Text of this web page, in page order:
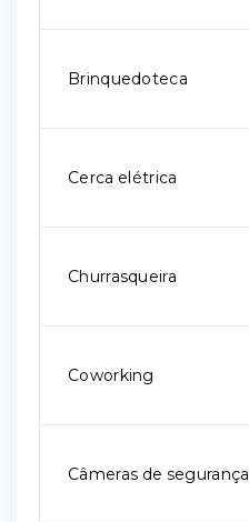
Brinquedoteca
Cerca elétrica
Churrasqueira
Coworking
Câmeras de segurança